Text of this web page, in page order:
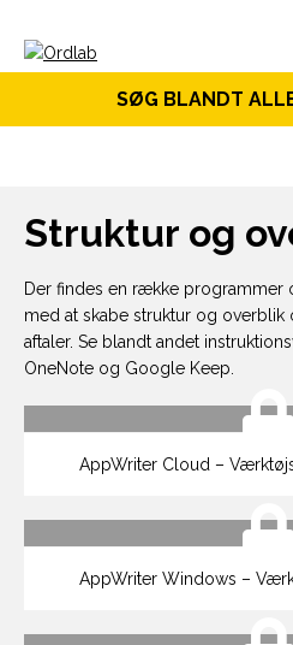
SØG BLANDT
Struktur og
Der findes en række programmer
med at skabe struktur og
aftaler. Se blandt andet
OneNote og Google Keep.
AppWriter Cloud –
AppWriter Windows –